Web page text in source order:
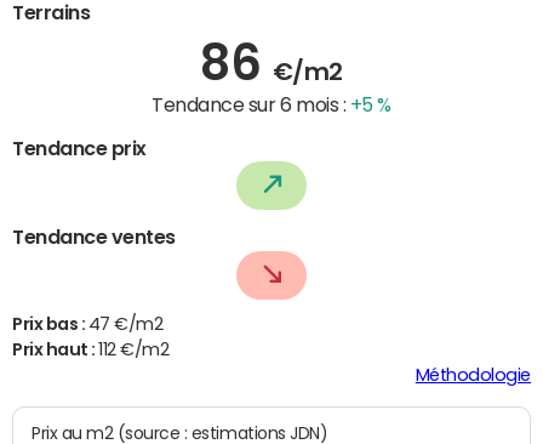
Terrains
86 €/m2
Tendance sur 6 mois : +5 %
Tendance prix
Tendance ventes
Prix bas : 47 €/m2
Prix haut :
112 €/m2
Méthodologie
Prix au m2 (source : estimations JDN)